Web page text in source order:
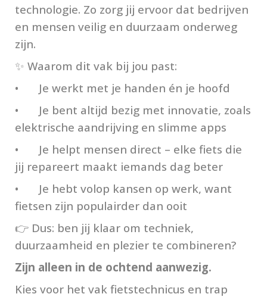
technologie. Zo zorg jij ervoor dat bedrijven
en mensen veilig en duurzaam onderweg
zijn.
✨ Waarom dit vak bij jou past:
•
Je werkt met je handen én je hoofd
•
Je bent altijd bezig met innovatie, zoals
elektrische aandrijving en slimme apps
•
Je helpt mensen direct – elke fiets die
jij repareert maakt iemands dag beter
•
Je hebt volop kansen op werk, want
fietsen zijn populairder dan ooit
👉 Dus: ben jij klaar om techniek,
duurzaamheid en plezier te combineren?
Zijn alleen in de ochtend aanwezig.
Kies voor het vak fietstechnicus en trap